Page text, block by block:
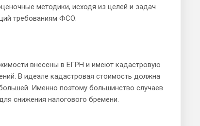
методики, исходя из целей и задач
требованиям ФСО.
внесены в ЕГРН и имеют кадастровую
В идеале кадастровая стоимость должна
Именно поэтому большинство случаев
снижения налогового бремени.